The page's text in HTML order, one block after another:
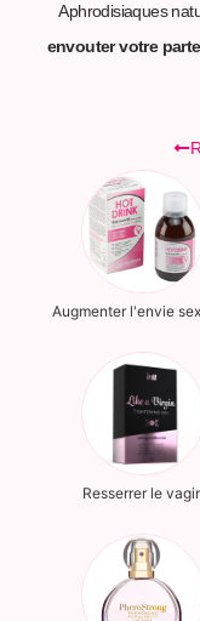
Aphrodisiaques
envouter votre
Augmenter l'envie
Resserrer le